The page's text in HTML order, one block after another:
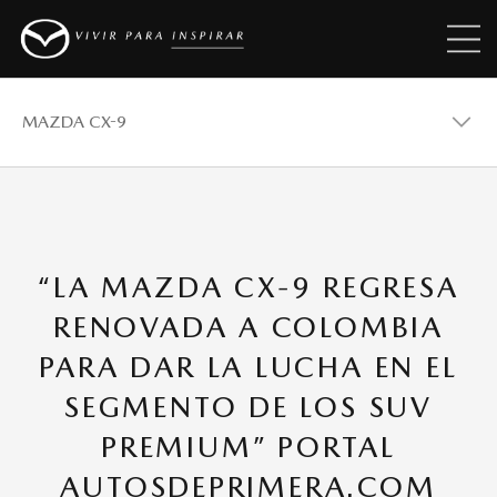
MAZDA CX-9
MAZDA 3
MAZDA CX-5
“LA MAZDA CX-9 REGRESA
RENOVADA A COLOMBIA
PARA DAR LA LUCHA EN EL
SEGMENTO DE LOS SUV
PREMIUM” PORTAL
AUTOSDEPRIMERA.COM